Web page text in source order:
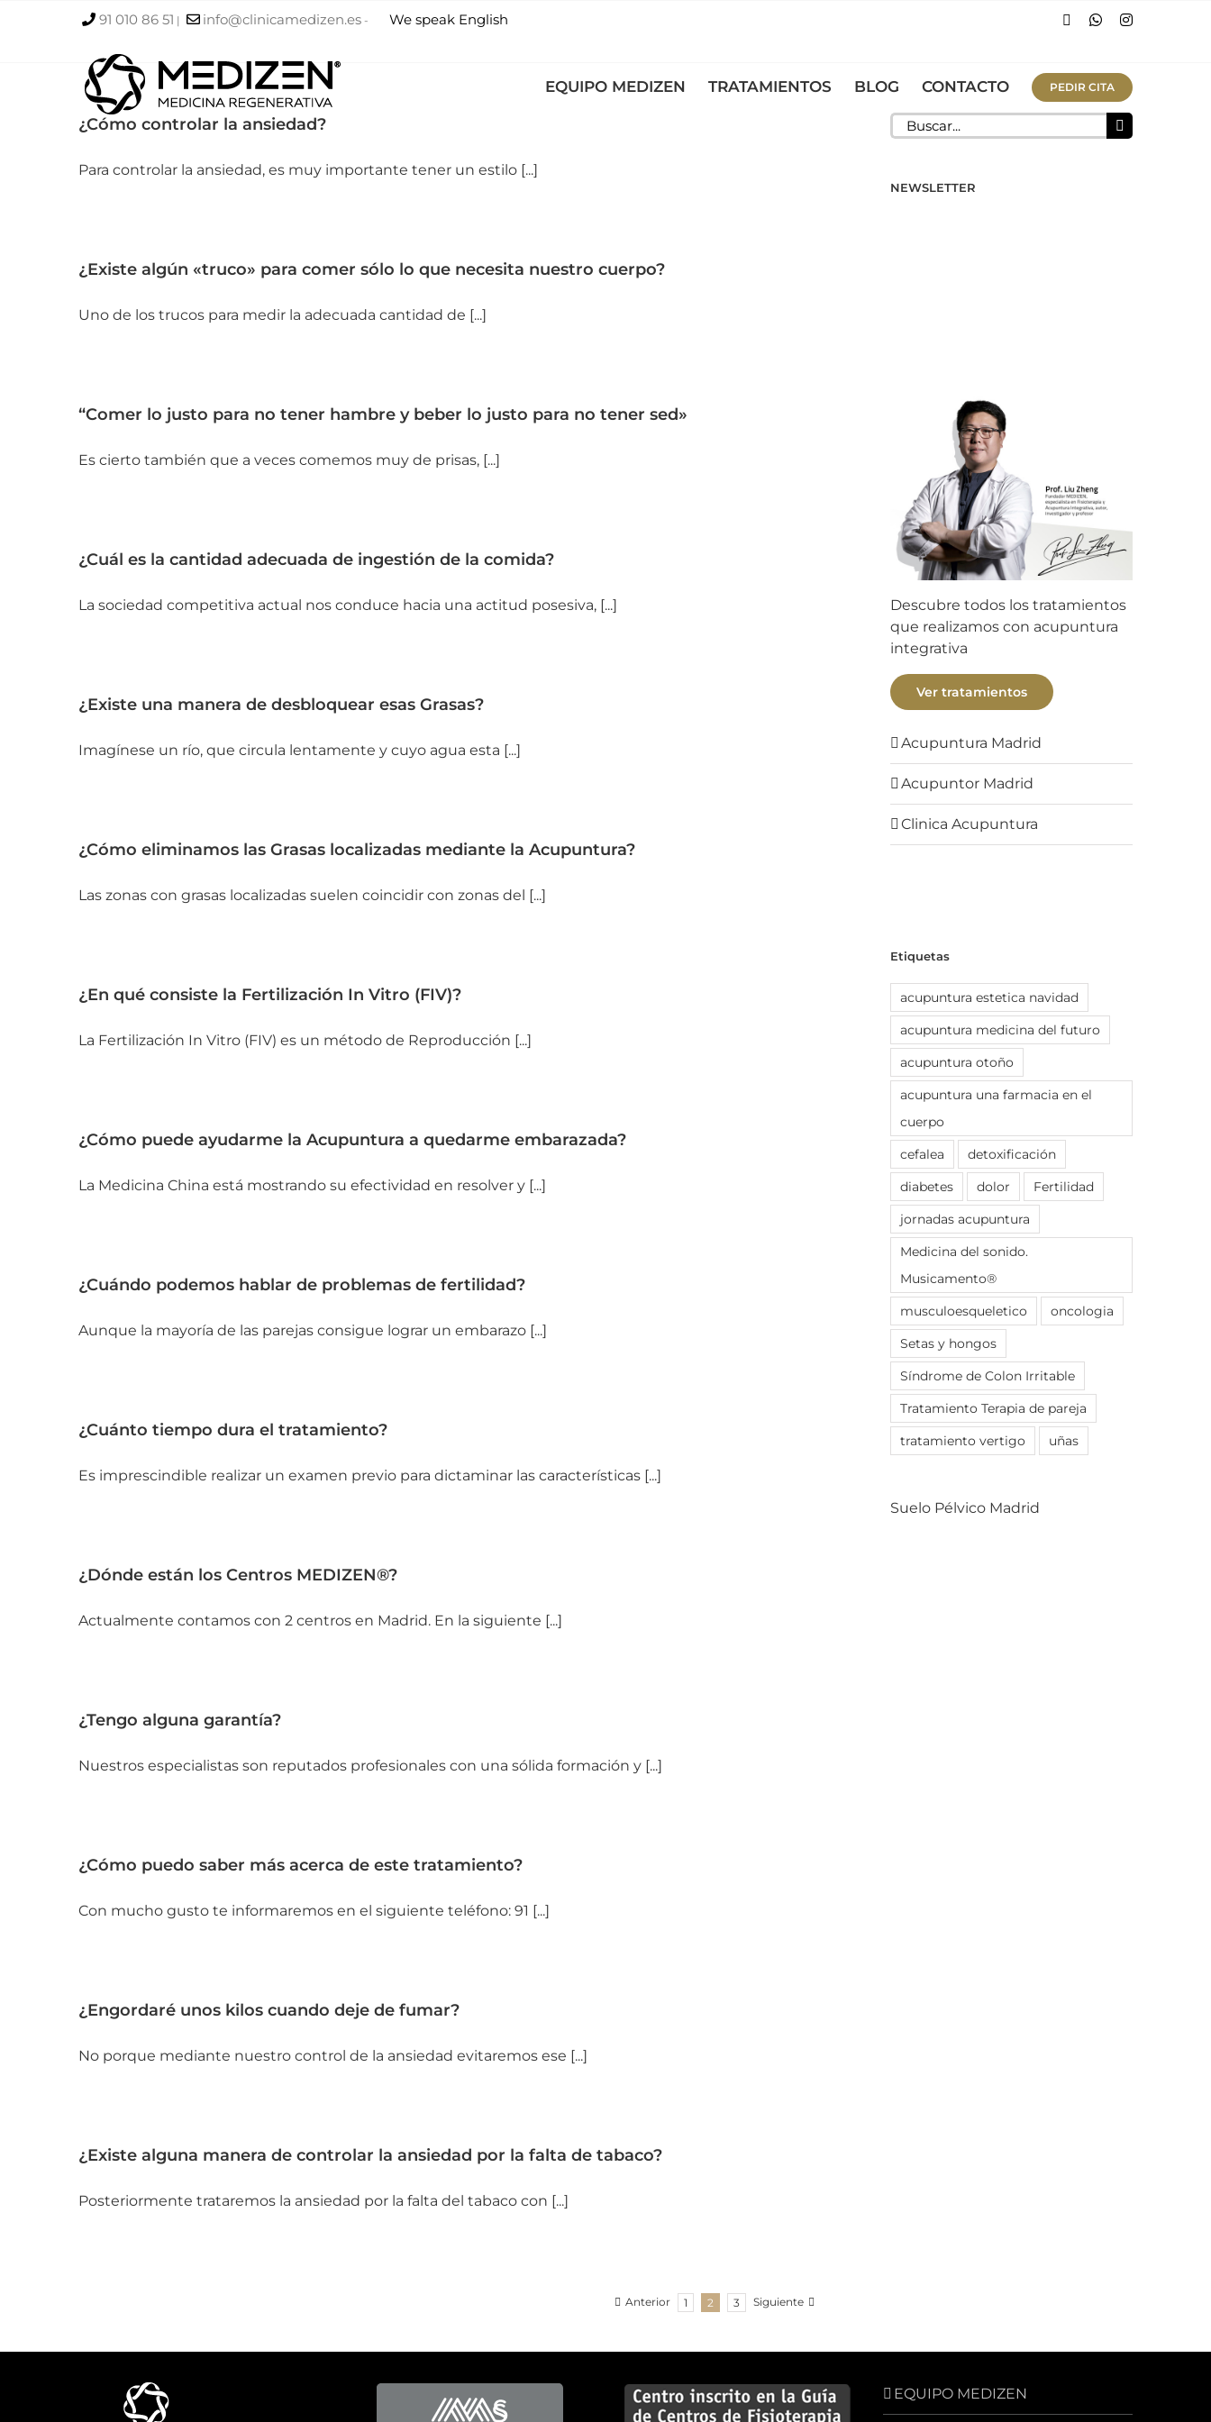
91 010 86 51 | info@clinicamedizen.es - We speak English FacebookWhatsAppInstagram
EQUIPO MEDIZEN TRATAMIENTOS BLOG CONTACTO PEDIR CITA
¿Cómo controlar la ansiedad?
Para controlar la ansiedad, es muy importante tener un estilo [...]
¿Existe algún «truco» para comer sólo lo que necesita nuestro cuerpo?
Uno de los trucos para medir la adecuada cantidad de [...]
“Comer lo justo para no tener hambre y beber lo justo para no tener sed»
Es cierto también que a veces comemos muy de prisas, [...]
¿Cuál es la cantidad adecuada de ingestión de la comida?
La sociedad competitiva actual nos conduce hacia una actitud posesiva, [...]
¿Existe una manera de desbloquear esas Grasas?
Imagínese un río, que circula lentamente y cuyo agua esta [...]
¿Cómo eliminamos las Grasas localizadas mediante la Acupuntura?
Las zonas con grasas localizadas suelen coincidir con zonas del [...]
¿En qué consiste la Fertilización In Vitro (FIV)?
La Fertilización In Vitro (FIV) es un método de Reproducción [...]
¿Cómo puede ayudarme la Acupuntura a quedarme embarazada?
La Medicina China está mostrando su efectividad en resolver y [...]
¿Cuándo podemos hablar de problemas de fertilidad?
Aunque la mayoría de las parejas consigue lograr un embarazo [...]
¿Cuánto tiempo dura el tratamiento?
Es imprescindible realizar un examen previo para dictaminar las características [...]
¿Dónde están los Centros MEDIZEN®?
Actualmente contamos con 2 centros en Madrid. En la siguiente [...]
¿Tengo alguna garantía?
Nuestros especialistas son reputados profesionales con una sólida formación y [...]
¿Cómo puedo saber más acerca de este tratamiento?
Con mucho gusto te informaremos en el siguiente teléfono: 91 [...]
¿Engordaré unos kilos cuando deje de fumar?
No porque mediante nuestro control de la ansiedad evitaremos ese [...]
¿Existe alguna manera de controlar la ansiedad por la falta de tabaco?
Posteriormente trataremos la ansiedad por la falta del tabaco con [...]
Anterior 1 2 3 Siguiente
Buscar:
NEWSLETTER
Descubre todos los tratamientos
que realizamos con acupuntura
integrativa
Ver tratamientos
Acupuntura Madrid
Acupuntor Madrid
Clinica Acupuntura
Etiquetas
acupuntura estetica navidad
acupuntura medicina del futuro
acupuntura otoño
acupuntura una farmacia en el
cuerpo
cefalea
detoxificación
diabetes
dolor
Fertilidad
jornadas acupuntura
Medicina del sonido.
Musicamento®
musculoesqueletico
oncologia
Setas y hongos
Síndrome de Colon Irritable
Tratamiento Terapia de pareja
tratamiento vertigo
uñas
Suelo Pélvico Madrid
EQUIPO MEDIZEN